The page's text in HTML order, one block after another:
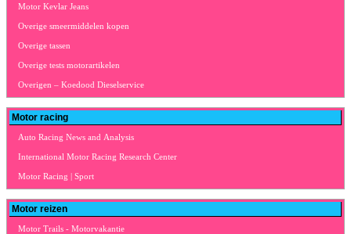
Motor Kevlar Jeans
Overige smeermiddelen kopen
Overige tassen
Overige tests motorartikelen
Overigen – Koedood Dieselservice
Motor racing
Auto Racing News and Analysis
International Motor Racing Research Center
Motor Racing | Sport
Motor reizen
Motor Trails - Motorvakantie